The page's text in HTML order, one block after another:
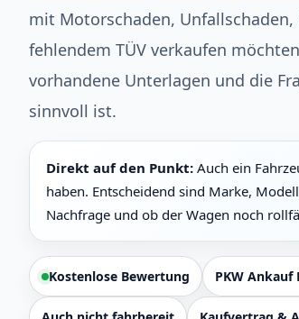
mit Motorschaden,
fehlendem TÜV verkaufen
vorhandene Unterlagen und die
sinnvoll ist.
Direkt auf den Punkt: Auch ein
haben. Entscheidend sind Marke,
Nachfrage und ob der Wagen noch
Kostenlose Bewertung PKW Ankauf